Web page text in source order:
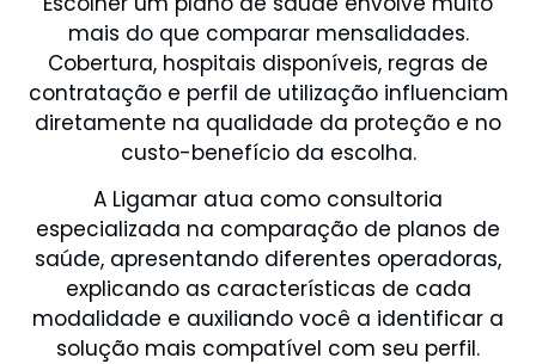
mais do que comparar mensalidades.
Cobertura, hospitais disponíveis, regras de
contratação e perfil de utilização influenciam
diretamente na qualidade da proteção e no
custo-benefício da escolha.
A Ligamar atua como consultoria
especializada na comparação de planos de
saúde, apresentando diferentes operadoras,
explicando as características de cada
modalidade e auxiliando você a identificar a
solução mais compatível com seu perfil.